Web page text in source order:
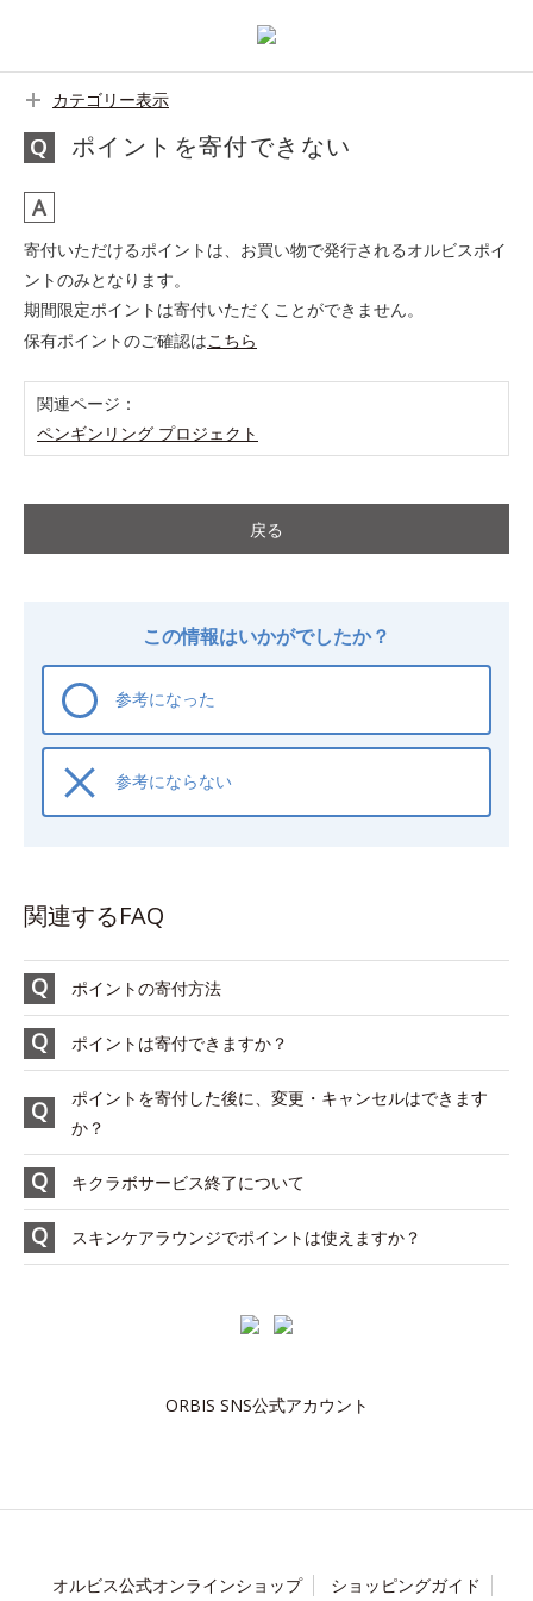
カテゴリー表示
ポイントを寄付できない
寄付いただけるポイントは、お買い物で発行されるオルビスポイ
ントのみとなります。
期間限定ポイントは寄付いただくことができません。
保有ポイントのご確認はこちら
関連ページ：
ペンギンリング プロジェクト
戻る
この情報はいかがでしたか？
参考になった
参考にならない
関連するFAQ
ポイントの寄付方法
ポイントは寄付できますか？
ポイントを寄付した後に、変更・キャンセルはできます
か？
キクラボサービス終了について
スキンケアラウンジでポイントは使えますか？
ORBIS SNS公式アカウント
オルビス公式オンラインショップ ショッピングガイド